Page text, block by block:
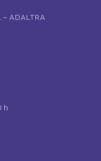
ADALTRA
h